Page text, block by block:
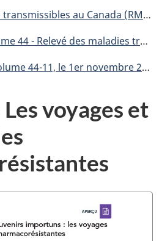
au Canada (RMTC)
des maladies transmissibles au Canada (RMTC)
: Infections liées aux soins de santé et résistance aux antimicrobiens
voyages et